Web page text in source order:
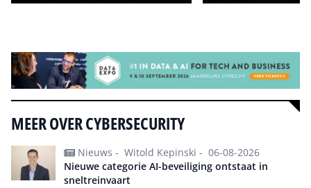
MEER OVER CYBERSECURITY
Nieuws - Witold Kepinski - 06-08-2026
Nieuwe categorie AI-beveiliging ontstaat in
sneltreinvaart